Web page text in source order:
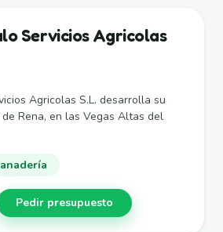
Servicios Agricolas
Agricolas S.L. desarrolla su
Rena, en las Vegas Altas del
Pedir presupuesto